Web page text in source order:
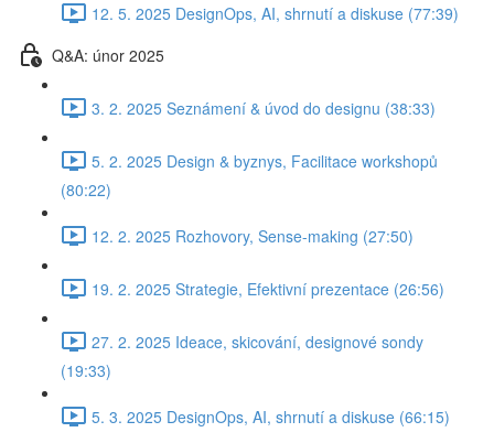
12. 5. 2025 DesignOps, AI, shrnutí a diskuse (77:39)
Q&A: únor 2025
3. 2. 2025 Seznámení & úvod do designu (38:33)
5. 2. 2025 Design & byznys, Facilitace workshopů
(80:22)
12. 2. 2025 Rozhovory, Sense-making (27:50)
19. 2. 2025 Strategie, Efektivní prezentace (26:56)
27. 2. 2025 Ideace, skicování, designové sondy
(19:33)
5. 3. 2025 DesignOps, AI, shrnutí a diskuse (66:15)